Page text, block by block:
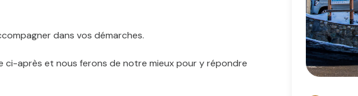
dans vos démarches.
ci-après et nous ferons de notre mieux pour y répondre